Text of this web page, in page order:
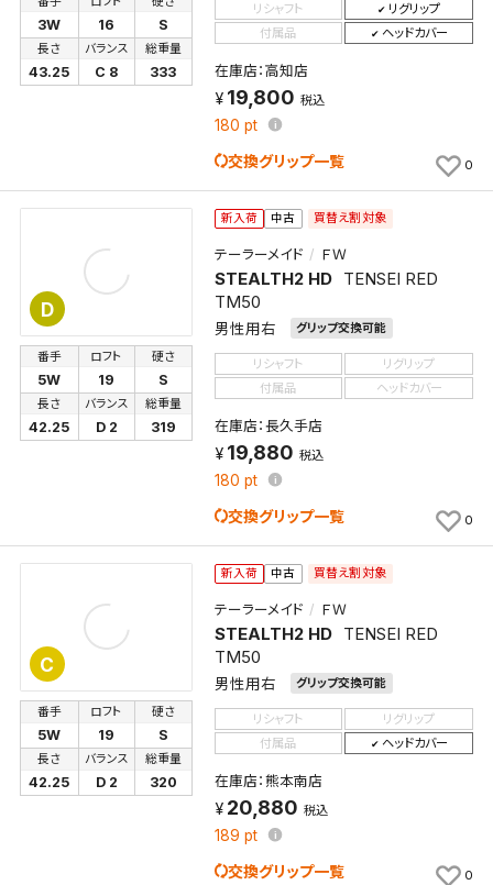
3W 16 S
長さ
43.25
バランス
C 8
総重量
333
リシャフト
リグリップ
付属品
ヘッドカバー
在庫店：高知店
19,800 税込
180 pt
交換グリップ一覧 0
D
新入荷 中古 買替え割対象
テーラーメイド ＦＷ
STEALTH2 HD
TENSEI RED
TM50
男性用右 グリップ交換可能
番手
5W
ロフト
19
硬さ
S
長さ
42.25
バランス
D 2
総重量
319
リシャフト
リグリップ
付属品
ヘッドカバー
在庫店：長久手店
19,880 税込
180 pt
交換グリップ一覧 0
C
新入荷 中古 買替え割対象
テーラーメイド ＦＷ
STEALTH2 HD
TENSEI RED
TM50
男性用右 グリップ交換可能
番手
5W
ロフト
19
硬さ
S
長さ
42.25
バランス
D 2
総重量
320
リシャフト
リグリップ
付属品
ヘッドカバー
在庫店：熊本南店
20,880 税込
189 pt
交換グリップ一覧 0